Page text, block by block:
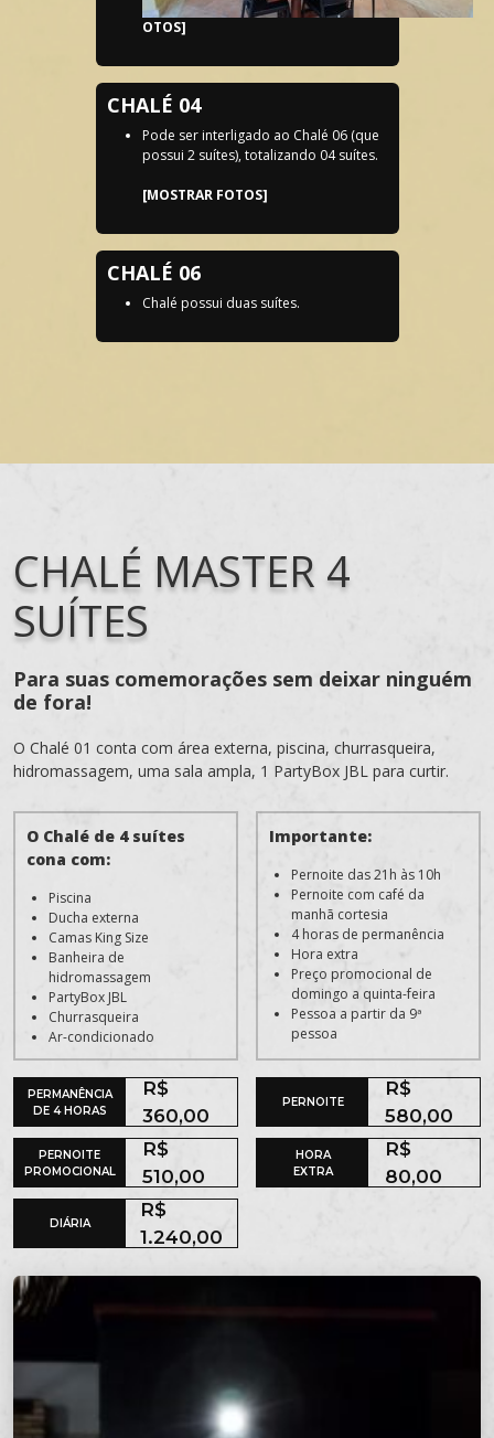
OTOS]
CHALÉ 04
Pode ser interligado ao Chalé 06 (que
possui 2 suítes), totalizando 04 suítes.
[MOSTRAR FOTOS]
CHALÉ 06
Chalé possui duas suítes.
CHALÉ MASTER 4
SUÍTES
Para suas comemorações sem deixar ninguém
de fora!
O Chalé 01 conta com área externa, piscina, churrasqueira,
hidromassagem, uma sala ampla, 1 PartyBox JBL para curtir.
O Chalé de 4 suítes
cona com:
Piscina
Ducha externa
Camas King Size
Banheira de
hidromassagem
PartyBox JBL
Churrasqueira
Ar-condicionado
Importante:
Pernoite das 21h às 10h
Pernoite com café da
manhã cortesia
4 horas de permanência
Hora extra
Preço promocional de
domingo a quinta-feira
Pessoa a partir da 9ª
pessoa
PERMANÊNCIA
DE 4 HORAS
R$
360,00
PERNOITE
R$
580,00
PERNOITE
PROMOCIONAL
R$
510,00
HORA
EXTRA
R$
80,00
DIÁRIA
R$
1.240,00